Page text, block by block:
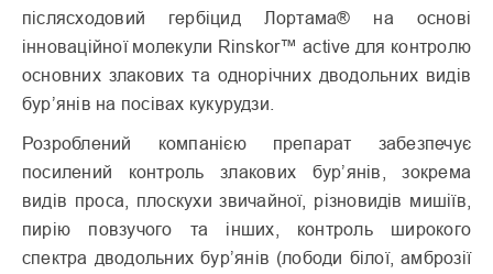
післясходовий гербіцид Лортама® на основі
інноваційної молекули Rinskor™ active для контролю
основних злакових та однорічних дводольних видів
бур’янів на посівах кукурудзи.
Розроблений компанією препарат забезпечує
посилений контроль злакових бур’янів, зокрема
видів проса, плоскухи звичайної, різновидів мишіїв,
пирію повзучого та інших, контроль широкого
спектра дводольних бур’янів (лободи білої, амброзії